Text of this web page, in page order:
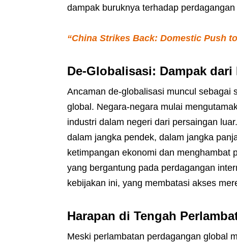
dampak buruknya terhadap
“China Strikes Back: Domestic Push
De-Globalisasi: Dampak
Ancaman de-globalisasi muncul sebagai
global. Negara-negara mulai
industri dalam negeri dari persaingan
dalam jangka pendek, dalam jangka
ketimpangan ekonomi dan menghambat
yang bergantung pada perdagangan
kebijakan ini, yang membatasi akses
Harapan di Tengah
Meski perlambatan perdagangan global